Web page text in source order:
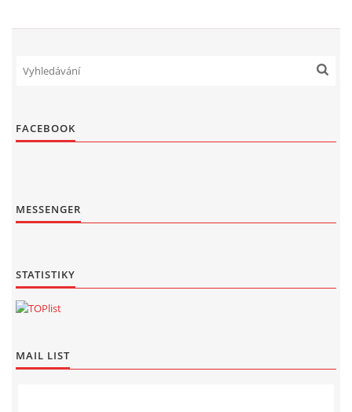
FACEBOOK
MESSENGER
STATISTIKY
MAIL LIST